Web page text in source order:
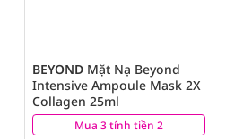
Mua 3 tính tiền 2
BEYOND Mặt Nạ Beyond
Intensive Ampoule Mask 2X
Collagen 25ml
(3)